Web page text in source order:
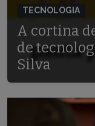
TECNOLOGIA
A cortina
de
Silva